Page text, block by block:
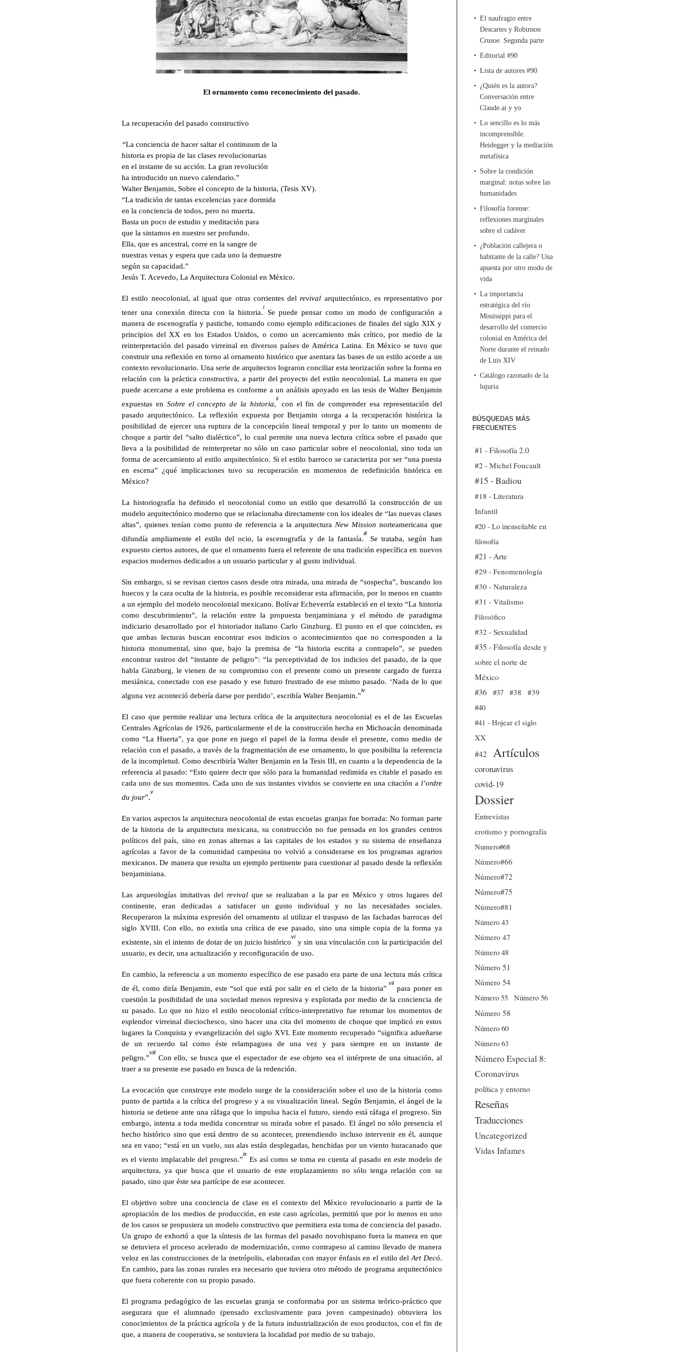
El ornamento como reconocimiento del pasado.
La recuperación del pasado constructivo
“La conciencia de hacer saltar el continuum de la
historia es propia de las clases revolucionarias
en el instante de su acción. La gran revolución
ha introducido un nuevo calendario.”
Walter Benjamin, Sobre el concepto de la historia, (Tesis XV).
“La tradición de tantas excelencias yace dormida
en la conciencia de todos, pero no muerta.
Basta un poco de estudio y meditación para
que la sintamos en nuestro ser profundo.
Ella, que es ancestral, corre en la sangre de
nuestras venas y espera que cada uno la demuestre
según su capacidad.”
Jesús T. Acevedo, La Arquitectura Colonial en México.
El estilo neocolonial, al igual que otras corrientes delrevival arquitectónico, es representativo por
tener una conexión directa con la historia.
i
Se puede pensar como un modo de configuración a
manera de escenografía y pastiche, tomando como ejemplo edificaciones de finales del siglo XIX y
principios del XX en los Estados Unidos, o como un acercamiento más crítico, por medio de la
reinterpretación del pasado virreinal en diversos países de América Latina. En México se tuvo que
construir una reflexión en torno al ornamento histórico que asentara las bases de un estilo acorde a un
contexto revolucionario. Una serie de arquitectos lograron conciliar esta teorización sobre la forma en
relación con la práctica constructiva, a partir del proyecto del estilo neocolonial. La manera en que
puede acercarse a este problema es conforme a un análisis apoyado en las tesis de Walter Benjamin
expuestas en Sobre el concepto de la historia,
ii
con el fin de comprender esa representación del
pasado arquitectónico. La reflexión expuesta por Benjamin otorga a la recuperación histórica la
posibilidad de ejercer una ruptura de la concepción lineal temporal y por lo tanto un momento de
choque a partir del “salto dialéctico”, lo cual permite una nueva lectura crítica sobre el pasado que
lleva a la posibilidad de reinterpretar no sólo un caso particular sobre el neocolonial, sino toda un
forma de acercamiento al estilo arquitectónico. Si el estilo barroco se caracteriza por ser “una puesta
en escena” ¿qué implicaciones tuvo su recuperación en momentos de redefinición histórica en
México?
La historiografía ha definido el neocolonial como un estilo que desarrolló la construcción de un
modelo arquitectónico moderno que se relacionaba directamente con los ideales de “las nuevas clases
altas”, quienes tenían como punto de referencia a la arquitectura New Mission norteamericana que
difundía ampliamente el estilo del ocio, la escenografía y de la fantasía.
iii
Se trataba, según han
expuesto ciertos autores, de que el ornamento fuera el referente de una tradición específica en nuevos
espacios modernos dedicados a un usuario particular y al gusto individual.
Sin embargo, si se revisan ciertos casos desde otra mirada, una mirada de “sospecha”, buscando los
huecos y la cara oculta de la historia, es posible reconsiderar esta afirmación, por lo menos en cuanto
a un ejemplo del modelo neocolonial mexicano. Bolívar Echeverría estableció en el texto “La historia
como descubrimiento”, la relación entre la propuesta benjaminiana y el método de paradigma
indiciario desarrollado por el historiador italiano Carlo Ginzburg. El punto en el que coinciden, es
que ambas lecturas buscan encontrar esos indicios o acontecimientos que no corresponden a la
historia monumental, sino que, bajo la premisa de “la historia escrita a contrapelo”, se pueden
encontrar rastros del “instante de peligro”: “la perceptividad de los indicios del pasado, de la que
habla Ginzburg, le vienen de su compromiso con el presente como un presente cargado de fuerza
mesiánica, conectado con ese pasado y ese futuro frustrado de ese mismo pasado. ‘Nada de lo que
alguna vez aconteció debería darse por perdido’, escribía Walter Benjamin.”
iv
El caso que permite realizar una lectura crítica de la arquitectura neocolonial es el de las Escuelas
Centrales Agrícolas de 1926, particularmente el de la construcción hecha en Michoacán denominada
como “La Huerta”, ya que pone en juego el papel de la forma desde el presente, como medio de
relación con el pasado, a través de la fragmentación de ese ornamento, lo que posibilita la referencia
de la incompletud. Como describiría Walter Benjamin en la Tesis III, en cuanto a la dependencia de la
referencia al pasado: “Esto quiere decir que sólo para la humanidad redimida es citable el pasado en
cada uno de sus momentos. Cada uno de sus instantes vividos se convierte en una citación a l’ordre
du jour”.
v
En varios aspectos la arquitectura neocolonial de estas escuelas granjas fue borrada: No forman parte
de la historia de la arquitectura mexicana, su construcción no fue pensada en los grandes centros
políticos del país, sino en zonas alternas a las capitales de los estados y su sistema de enseñanza
agrícolas a favor de la comunidad campesina no volvió a considerarse en los programas agrarios
mexicanos. De manera que resulta un ejemplo pertinente para cuestionar al pasado desde la reflexión
benjaminiana.
Las arqueologías imitativas del revivalque se realizaban a la par en México y otros lugares del
continente, eran dedicadas a satisfacer un gusto individual y no las necesidades sociales.
Recuperaron la máxima expresión del ornamento al utilizar el traspaso de las fachadas barrocas del
siglo XVIII. Con ello, no existía una crítica de ese pasado, sino una simple copia de la forma ya
existente, sin el intento de dotar de un juicio histórico
vi
y sin una vinculación con la participación del
usuario, es decir, una actualización y reconfiguración de uso.
En cambio, la referencia a un momento específico de ese pasado era parte de una lectura más crítica
de él, como diría Benjamin, este “sol que está por salir en el cielo de la historia”
vii
para poner en
cuestión la posibilidad de una sociedad menos represiva y explotada por medio de la conciencia de
su pasado. Lo que no hizo el estilo neocolonial crítico-interpretativo fue retomar los momentos de
esplendor virreinal dieciochesco, sino hacer una cita del momento de choque que implicó en estos
lugares la Conquista y evangelización del siglo XVI. Este momento recuperado “significa adueñarse
de un recuerdo tal como éste relampaguea de una vez y para siempre en un instante de
peligro.”
viii
Con ello, se busca que el espectador de ese objeto sea el intérprete de una situación, al
traer a su presente ese pasado en busca de la redención.
La evocación que construye este modelo surge de la consideración sobre el uso de la historia como
punto de partida a la crítica del progreso y a su visualización lineal. Según Benjamin, el ángel de la
historia se detiene ante una ráfaga que lo impulsa hacia el futuro, siendo está ráfaga el progreso. Sin
embargo, intenta a toda medida concentrar su mirada sobre el pasado. El ángel no sólo presencia el
hecho histórico sino que está dentro de su acontecer, pretendiendo incluso intervenir en él, aunque
sea en vano; “está en un vuelo, sus alas están desplegadas, henchidas por un viento huracanado que
es el viento implacable del progreso.”
ix
Es así como se toma en cuenta al pasado en este modelo de
arquitectura, ya que busca que el usuario de este emplazamiento no sólo tenga relación con su
pasado, sino que éste sea partícipe de ese acontecer.
El objetivo sobre una conciencia de clase en el contexto del México revolucionario a partir de la
apropiación de los medios de producción, en este caso agrícolas, permitió que por lo menos en uno
de los casos se propusiera un modelo constructivo que permitiera esta toma de conciencia del pasado.
Un grupo de exhortó a que la síntesis de las formas del pasado novohispano fuera la manera en que
se detuviera el proceso acelerado de modernización, como contrapeso al camino llevado de manera
veloz en las construcciones de la metrópolis, elaboradas con mayor énfasis en el estilo del Art Decó.
En cambio, para las zonas rurales era necesario que tuviera otro método de programa arquitectónico
que fuera coherente con su propio pasado.
El programa pedagógico de las escuelas granja se conformaba por un sistema teórico-práctico que
asegurara que el alumnado (pensado exclusivamente para joven campesinado) obtuviera los
conocimientos de la práctica agrícola y de la futura industrialización de esos productos, con el fin de
que, a manera de cooperativa, se sostuviera la localidad por medio de su trabajo.
El naufragio entre
Descartes y Robinson
Crusoe. Segunda parte
Editorial #90
Lista de autores #90
¿Quién es la autora?
Conversación entre
Claude.ai y yo
Lo sencillo es lo más
incomprensible.
Heidegger y la mediación
metafísica
Sobre la condición
marginal: notas sobre las
humanidades
Filosofía forense:
reflexiones marginales
sobre el cadáver
¿Población callejera o
habitante de la calle? Una
apuesta por otro modo de
vida
La importancia
estratégica del río
Mississippi para el
desarrollo del comercio
colonial en América del
Norte durante el reinado
de Luis XIV
Catálogo razonado de la
lujuria
BÚSQUEDAS MÁS
FRECUENTES
#1 - Filosofía 2.0
#2 - Michel Foucault
#15 - Badiou
#18 - Literatura
Infantil
#20 - Lo inenseñable en
filosofía
#21 - Arte
#29 - Fenomenología
#30 - Naturaleza
#31 - Vitalismo
Filosófico
#32 - Sexualidad
#35 - Filosofía desde y
sobre el norte de
México
#36
#37 #38
#39
#40
#41 - Hojear el siglo
XX
#42
Artículos
coronavirus
covid-19
Dossier
Entrevistas
erotismo y pornografía
Numero#68
Número#66
Número#72
Número#75
Número#81
Número 43
Número 47
Número 48
Número 51
Número 54
Número 55
Número 56
Número 58
Número 60
Número 63
Número Especial 8:
Coronavirus
política y entorno
Reseñas
Traducciones
Uncategorized
Vidas Infames